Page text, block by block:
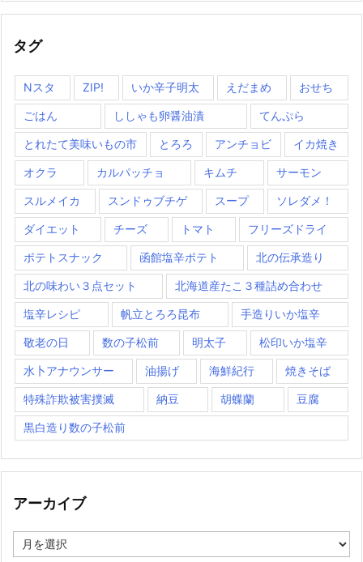
タグ
Nスタ ZIP! いか辛子明太 えだまめ おせち
ごはん ししゃも卵醤油漬 てんぷら
とれたて美味いもの市 とろろ アンチョビ イカ焼き
オクラ カルパッチョ キムチ サーモン
スルメイカ スンドゥブチゲ スープ ソレダメ！
ダイエット チーズ トマト フリーズドライ
ポテトスナック 函館塩辛ポテト 北の伝承造り
北の味わい３点セット 北海道産たこ３種詰め合わせ
塩辛レシピ 帆立とろろ昆布 手造りいか塩辛
敬老の日 数の子松前 明太子 松印いか塩辛
水卜アナウンサー 油揚げ 海鮮紀行 焼きそば
特殊詐欺被害撲滅 納豆 胡蝶蘭 豆腐
黒白造り数の子松前
アーカイブ
ー